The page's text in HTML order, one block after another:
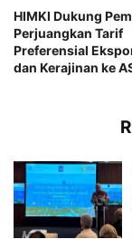
HIMKI Dukung
Perjuangkan Tarif
Preferensial
dan Kerajinan ke